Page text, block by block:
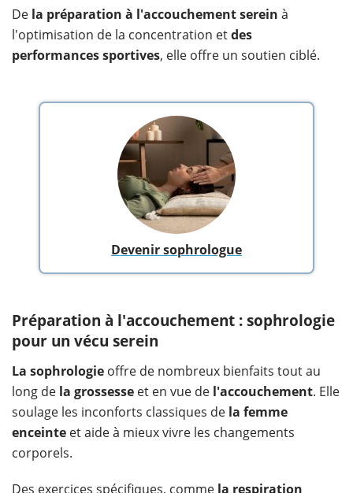
De la préparation à l'accouchement serein à
l'optimisation de la concentration etdes
performances sportives, elle offre un soutien ciblé.
Devenir sophrologue
Préparation à l'accouchement : sophrologie
pour un vécu serein
La sophrologie offre de nombreux bienfaits tout au
long de la grossesse et en vue de l'accouchement. Elle
soulage les inconforts classiques de la femme
enceinte et aide à mieux vivre les changements
corporels.
Des exercices spécifiques, comme la respiration